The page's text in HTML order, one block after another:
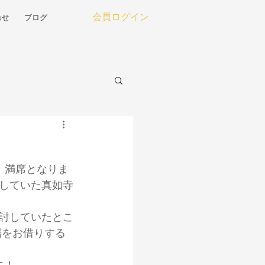
ブログ 会員ログイン
席となりま
ていた真如寺
していたとこ
お借りする